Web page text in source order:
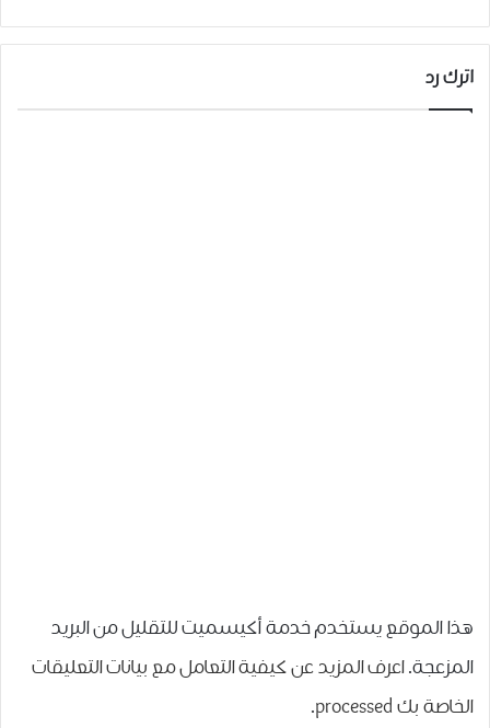
اترك رد
هذا الموقع يستخدم خدمة أكيسميت للتقليل من البريد
المزعجة.اعرف المزيد عن كيفية التعامل مع بيانات التعليقات
الخاصة بك processed
.